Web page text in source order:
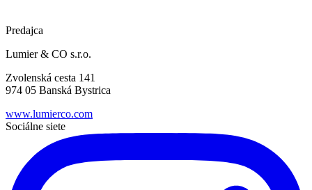
Predajca
Lumier & CO s.r.o.
Zvolenská cesta 141
974 05 Banská Bystrica
www.lumierco.com
Sociálne siete